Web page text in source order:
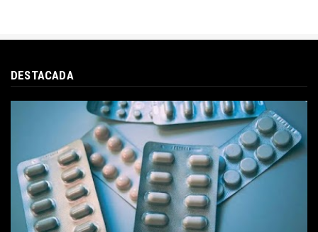
DESTACADA